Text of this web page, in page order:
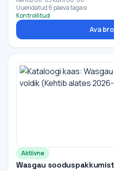
Uuendatud 6 päeva tagasi
Kontrollitud
Ava
Aktiivne
Wasgau